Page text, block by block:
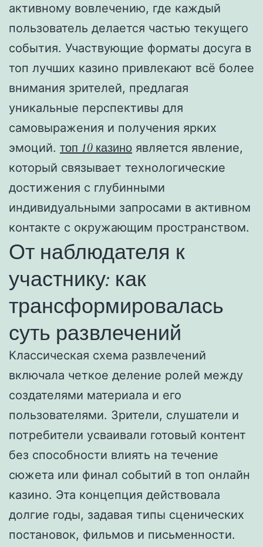
активному вовлечению, где каждый
пользователь делается частью текущего
события. Участвующие форматы досуга в
топ лучших казино привлекают всё более
внимания зрителей, предлагая
уникальные перспективы для
самовыражения и получения ярких
эмоций. топ 10 казино является явление,
который связывает технологические
достижения с глубинными
индивидуальными запросами в активном
контакте с окружающим пространством.
От наблюдателя к
участнику: как
трансформировалась
суть развлечений
Классическая схема развлечений
включала четкое деление ролей между
создателями материала и его
пользователями. Зрители, слушатели и
потребители усваивали готовый контент
без способности влиять на течение
сюжета или финал событий в топ онлайн
казино. Эта концепция действовала
долгие годы, задавая типы сценических
постановок, фильмов и письменности.